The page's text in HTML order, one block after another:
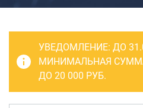
Рюкзаки
Бьюти-
УВЕДОМЛЕНИЕ: ДО
МИНИМАЛЬНАЯ
ДО 20 000 РУБ.